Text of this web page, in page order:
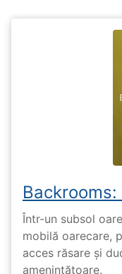
Într-un subsol
mobilă oarecare,
acces răsare și
amenințătoare.